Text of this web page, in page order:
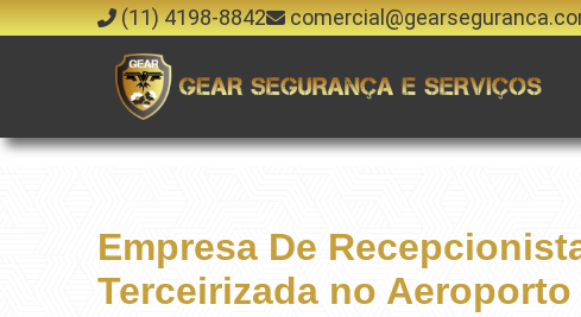
(11) 4198-8842
Empresa De
Terceirizada no Aeroporto